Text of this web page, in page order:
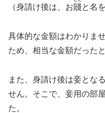
（身請け後は、お賤と名
具体的な金額はわかりま
ため、相当な金額だった
また、身請け後は妾とな
せん。そこで、妾用の部
た。